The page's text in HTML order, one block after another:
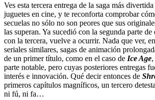
Ves esta tercera entrega de la saga más
juguetes en cine, y te reconforta comprobar
secuelas no sólo no son peores que sus
las superan. Ya sucedió con la segunda parte de
con la tercera, vuelve a ocurrir. Nada que ver,
seriales similares, sagas de animación
de un primer título, como en el caso de Ice Age
parte notable, pero cuyas posteriores entregas
interés e innovación. Qué decir entonces de
primeros capítulos magníficos, un tercero
ni fú, ni fa…